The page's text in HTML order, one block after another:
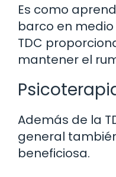
Es como
barco en
TDC
mantener el
Además de la
general
beneficiosa.